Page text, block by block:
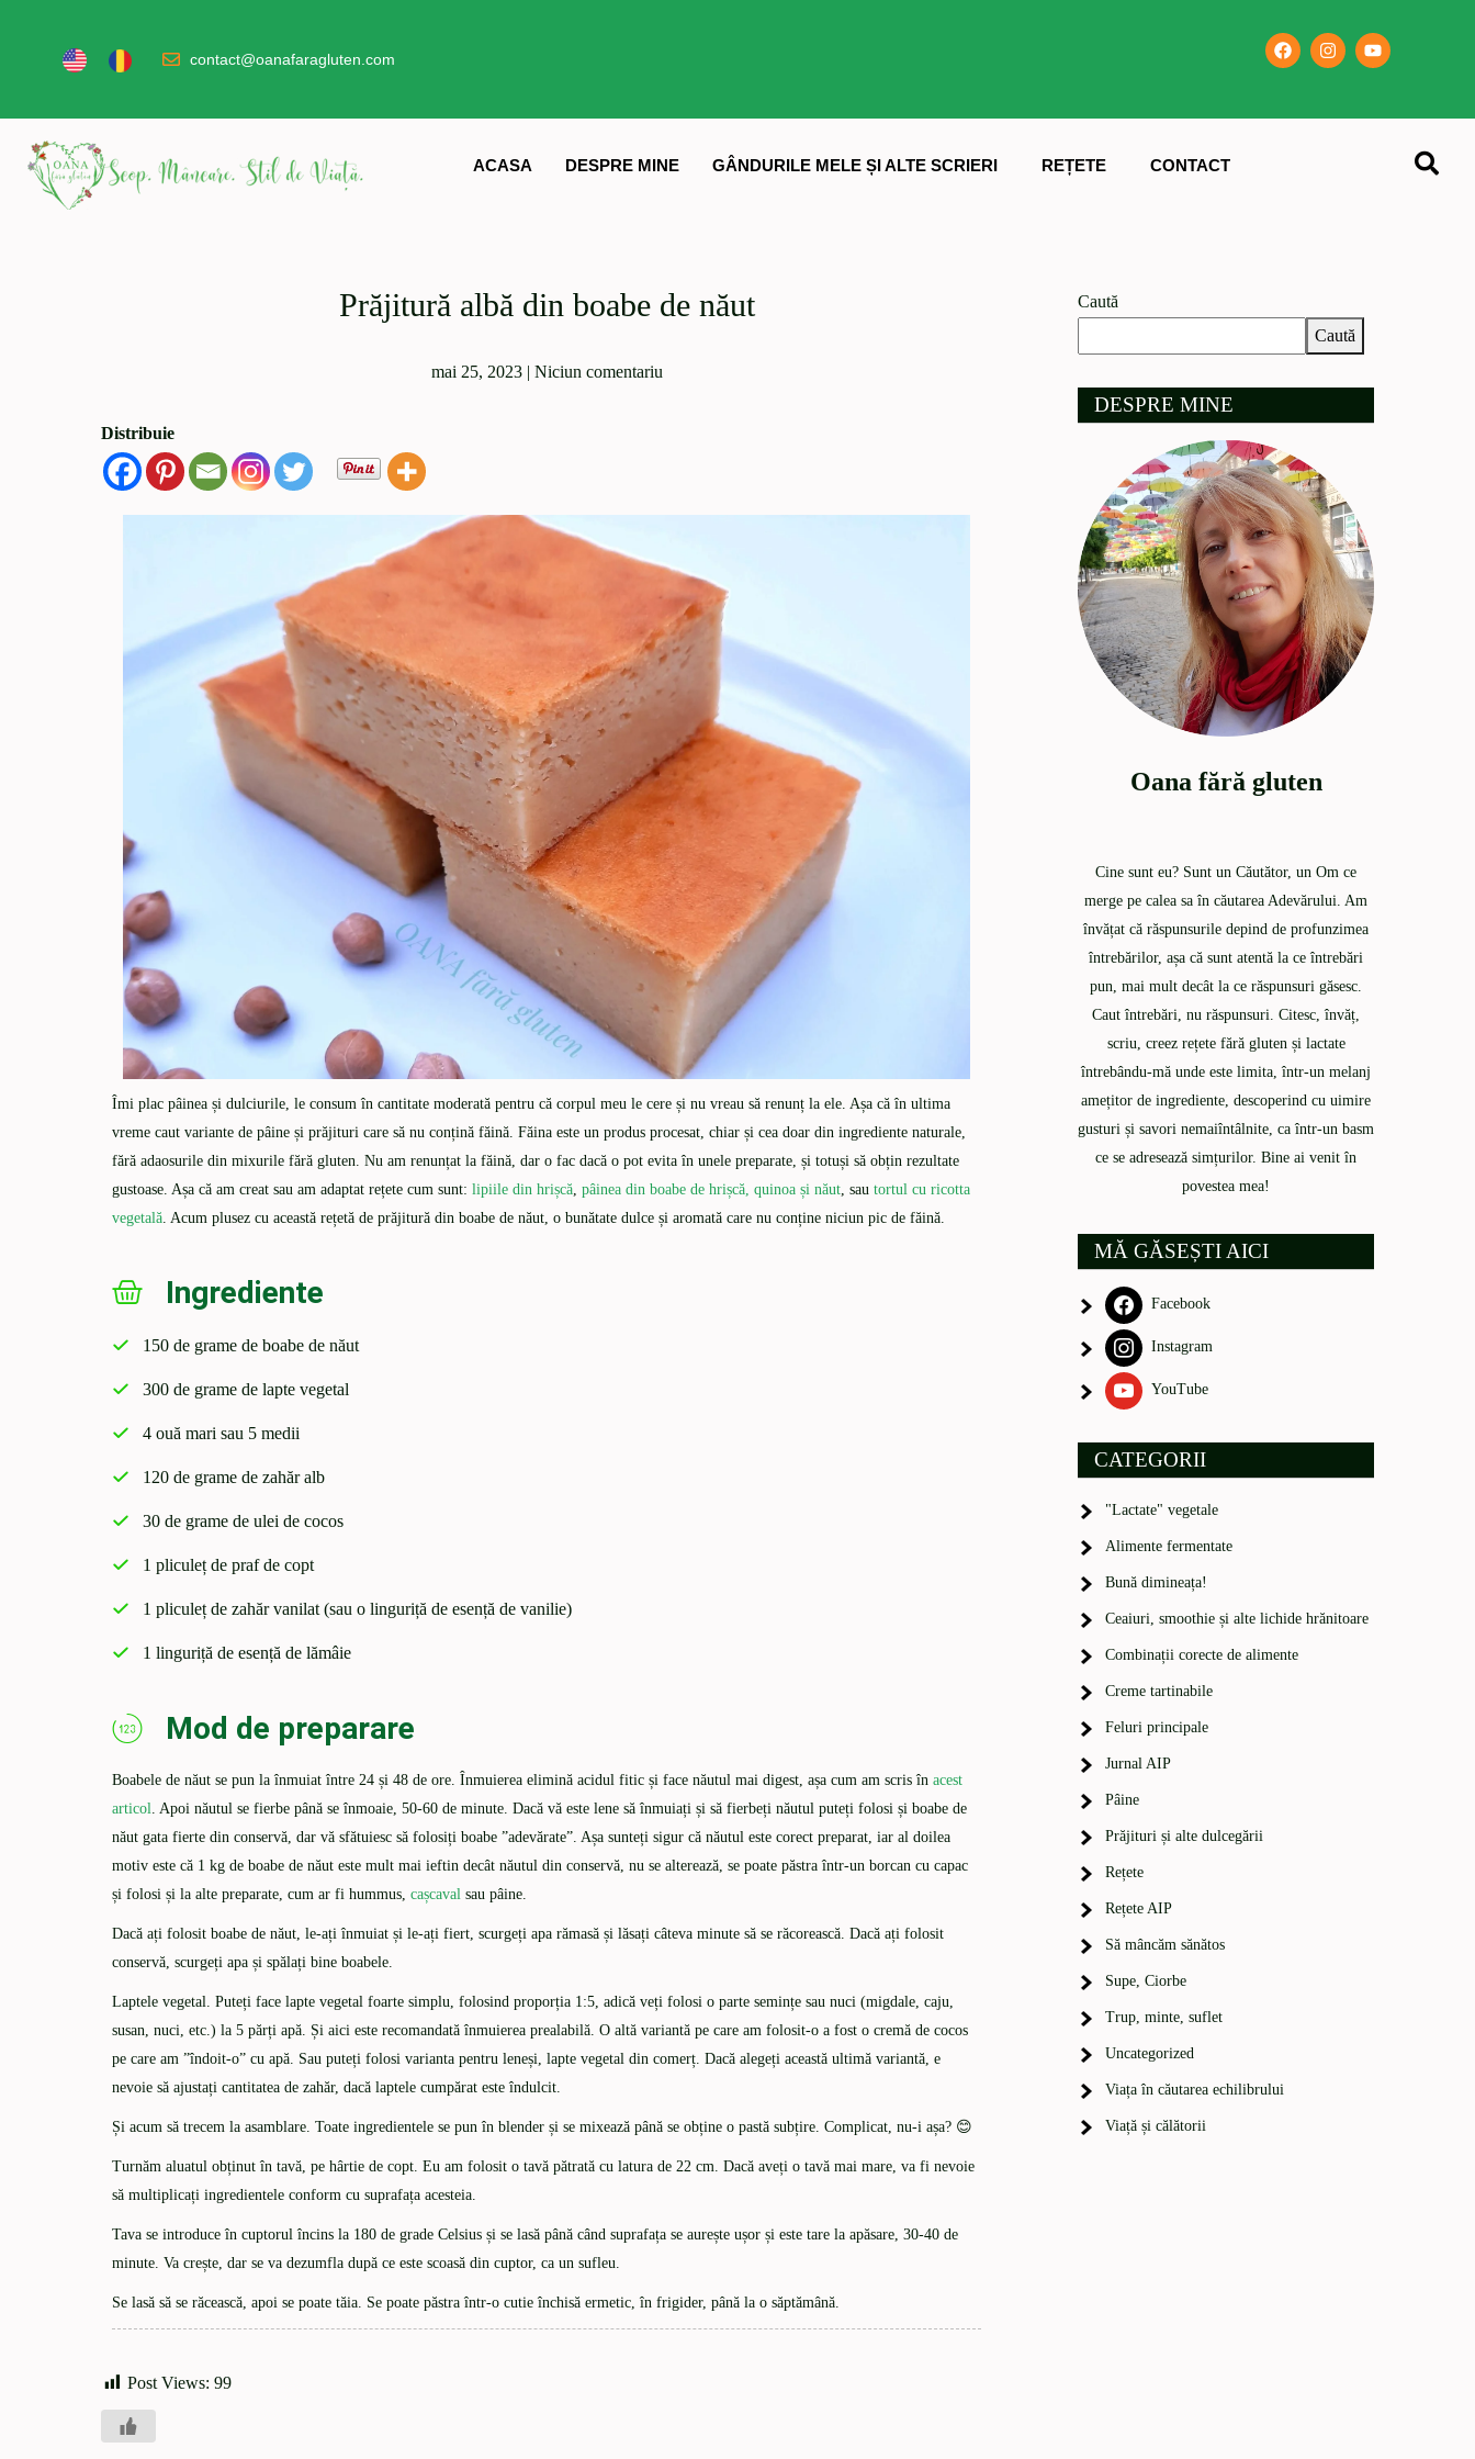
contact@oanafaragluten.com
ACASA DESPRE MINE GÂNDURILE MELE ȘI ALTE SCRIERI REȚETE CONTACT
Prăjitură albă din boabe de năut
mai 25, 2023| Niciun comentariu
Distribuie
Îmi plac pâinea și dulciurile, le consum în cantitate moderată pentru că corpul meu le cere și nu vreau să renunț la ele. Așa că în ultima
vreme caut variante de pâine și prăjituri care să nu conțină făină. Făina este un produs procesat, chiar și cea doar din ingrediente naturale,
fără adaosurile din mixurile fără gluten. Nu am renunțat la făină, dar o fac dacă o pot evita în unele preparate, și totuși să obțin rezultate
gustoase. Așa că am creat sau am adaptat rețete cum sunt: lipiile din hrișcă, pâinea din boabe de hrișcă, quinoa și năut, sau tortul cu ricotta
vegetală. Acum plusez cu această rețetă de prăjitură din boabe de năut, o bunătate dulce și aromată care nu conține niciun pic de făină.
Ingrediente
150 de grame de boabe de năut
300 de grame de lapte vegetal
4 ouă mari sau 5 medii
120 de grame de zahăr alb
30 de grame de ulei de cocos
1 pliculeț de praf de copt
1 pliculeț de zahăr vanilat (sau o linguriță de esență de vanilie)
1 linguriță de esență de lămâie
Mod de preparare
Boabele de năut se pun la înmuiat între 24 și 48 de ore. Înmuierea elimină acidul fitic și face năutul mai digest, așa cum am scris în acest
articol. Apoi năutul se fierbe până se înmoaie, 50-60 de minute. Dacă vă este lene să înmuiați și să fierbeți năutul puteți folosi și boabe de
năut gata fierte din conservă, dar vă sfătuiesc să folosiți boabe ”adevărate”. Așa sunteți sigur că năutul este corect preparat, iar al doilea
motiv este că 1 kg de boabe de năut este mult mai ieftin decât năutul din conservă, nu se alterează, se poate păstra într-un borcan cu capac
și folosi și la alte preparate, cum ar fi hummus, cașcaval sau pâine.
Dacă ați folosit boabe de năut, le-ați înmuiat și le-ați fiert, scurgeți apa rămasă și lăsați câteva minute să se răcorească. Dacă ați folosit
conservă, scurgeți apa și spălați bine boabele.
Laptele vegetal. Puteți face lapte vegetal foarte simplu, folosind proporția 1:5, adică veți folosi o parte semințe sau nuci (migdale, caju,
susan, nuci, etc.) la 5 părți apă. Și aici este recomandată înmuierea prealabilă. O altă variantă pe care am folosit-o a fost o cremă de cocos
pe care am ”îndoit-o” cu apă. Sau puteți folosi varianta pentru leneși, lapte vegetal din comerț. Dacă alegeți această ultimă variantă, e
nevoie să ajustați cantitatea de zahăr, dacă laptele cumpărat este îndulcit.
Și acum să trecem la asamblare. Toate ingredientele se pun în blender și se mixează până se obține o pastă subțire. Complicat, nu-i așa? 😊
Turnăm aluatul obținut în tavă, pe hârtie de copt. Eu am folosit o tavă pătrată cu latura de 22 cm. Dacă aveți o tavă mai mare, va fi nevoie
să multiplicați ingredientele conform cu suprafața acesteia.
Tava se introduce în cuptorul încins la 180 de grade Celsius și se lasă până când suprafața se aurește ușor și este tare la apăsare, 30-40 de
minute. Va crește, dar se va dezumfla după ce este scoasă din cuptor, ca un sufleu.
Se lasă să se răcească, apoi se poate tăia. Se poate păstra într-o cutie închisă ermetic, în frigider, până la o săptămână.
Post Views: 99
Caută
Caută
DESPRE MINE
Oana fără gluten
Cine sunt eu? Sunt un Căutător, un Om ce
merge pe calea sa în căutarea Adevărului. Am
învățat că răspunsurile depind de profunzimea
întrebărilor, așa că sunt atentă la ce întrebări
pun, mai mult decât la ce răspunsuri găsesc.
Caut întrebări, nu răspunsuri. Citesc, învăț,
scriu, creez rețete fără gluten și lactate
întrebându-mă unde este limita, într-un melanj
amețitor de ingrediente, descoperind cu uimire
gusturi și savori nemaiîntâlnite, ca într-un basm
ce se adresează simțurilor. Bine ai venit în
povestea mea!
MĂ GĂSEȘTI AICI
Facebook
Instagram
YouTube
CATEGORII
"Lactate" vegetale
Alimente fermentate
Bună dimineața!
Ceaiuri, smoothie și alte lichide hrănitoare
Combinații corecte de alimente
Creme tartinabile
Feluri principale
Jurnal AIP
Pâine
Prăjituri și alte dulcegării
Rețete
Rețete AIP
Să mâncăm sănătos
Supe, Ciorbe
Trup, minte, suflet
Uncategorized
Viața în căutarea echilibrului
Viață și călătorii